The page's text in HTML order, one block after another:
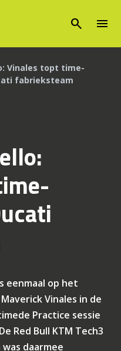
search menu
Vinales topt time-
fabrieksteam
eenmaal op het
Vinales in de
Practice sessie
Red Bull KTM Tech3
daarmee